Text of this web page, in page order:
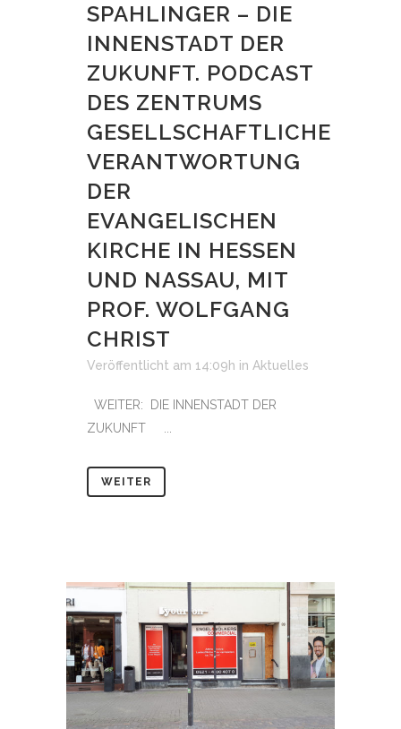
SPAHLINGER – DIE
INNENSTADT DER
ZUKUNFT. PODCAST
DES ZENTRUMS
GESELLSCHAFTLICHE
VERANTWORTUNG
DER
EVANGELISCHEN
KIRCHE IN HESSEN
UND NASSAU, MIT
PROF. WOLFGANG
CHRIST
Veröffentlicht am 14:09h in Aktuelles
WEITER: DIE INNENSTADT DER
ZUKUNFT ...
WEITER